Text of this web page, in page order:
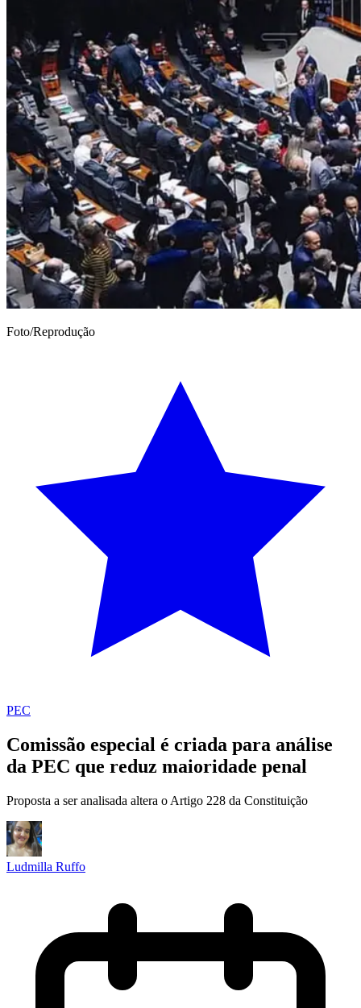
Foto/Reprodução
PEC
Comissão especial é criada para análise
da PEC que reduz maioridade penal
Proposta a ser analisada altera o Artigo 228 da Constituição
Ludmilla Ruffo